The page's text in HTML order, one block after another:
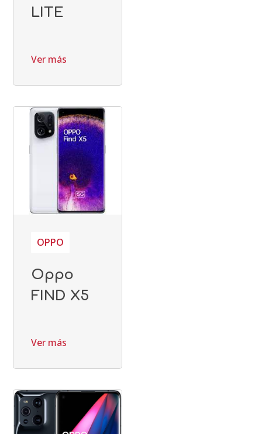
LITE
Ver más
OPPO
Oppo
FIND X5
Ver más